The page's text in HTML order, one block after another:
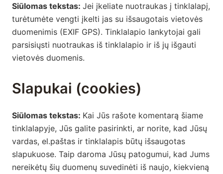
Siūlomas tekstas: Jei įkeliate nuotraukas į tinklalapį,
turėtumėte vengti įkelti jas su išsaugotais vietovės
duomenimis (EXIF GPS). Tinklalapio lankytojai gali
parsisiųsti nuotraukas iš tinklalapio ir iš jų išgauti
vietovės duomenis.
Slapukai (cookies)
Siūlomas tekstas: Kai Jūs rašote komentarą šiame
tinklalapyje, Jūs galite pasirinkti, ar norite, kad Jūsų
vardas, el.paštas ir tinklalapis būtų išsaugotas
slapukuose. Taip daroma Jūsų patogumui, kad Jums
nereikėtų šių duomenų suvedinėti iš naujo, kiekvieną